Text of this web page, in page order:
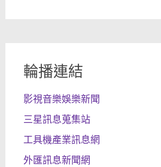
輪播連結
影視音樂娛樂新聞
三星訊息蒐集站
工具機產業訊息網
外匯訊息新聞網